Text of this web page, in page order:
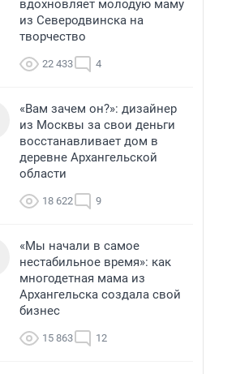
вдохновляет молодую маму
из Северодвинска на
творчество
22 433 4
«Вам зачем он?»: дизайнер
из Москвы за свои деньги
восстанавливает дом в
деревне Архангельской
области
18 622 9
«Мы начали в самое
нестабильное время»: как
многодетная мама из
Архангельска создала свой
бизнес
15 863 12